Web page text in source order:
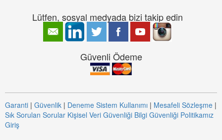
Lütfen, sosyal medyada bizi takip edin
Güvenli Ödeme
Garanti | Güvenlik | Deneme Sistem Kullanımı | Mesafeli Sözleşme |
Sık Sorulan Sorular Kişisel Veri Güvenliği Bilgi Güvenliği Politikamız
Giriş